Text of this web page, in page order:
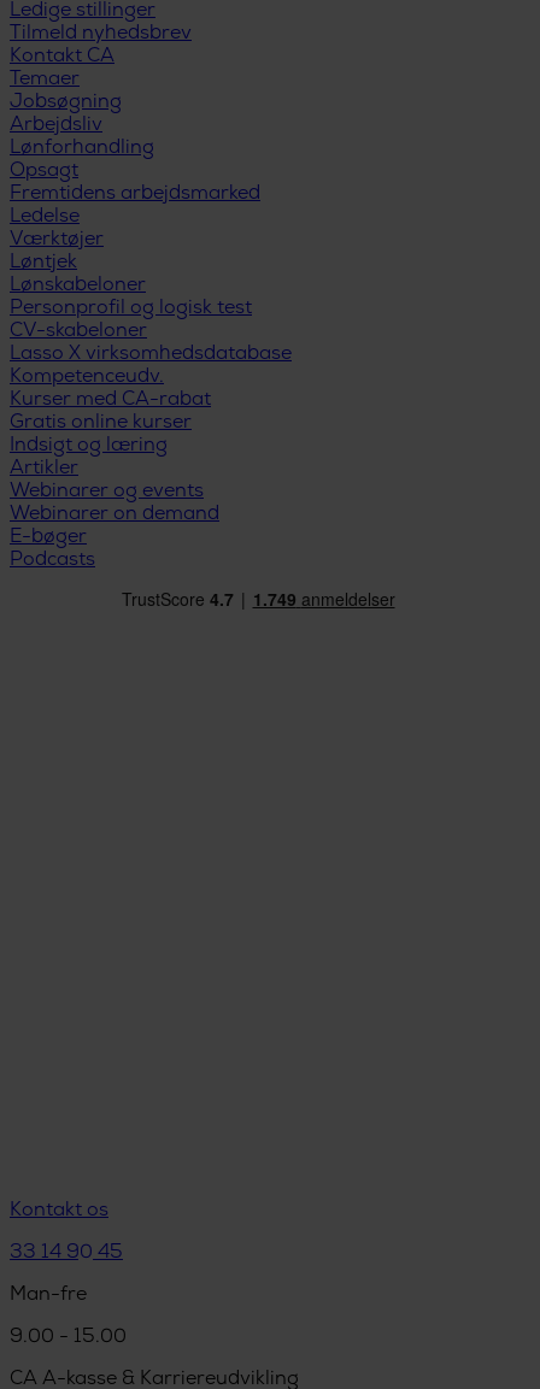
Ledige stillinger
Tilmeld nyhedsbrev
Kontakt CA
Temaer
Jobsøgning
Arbejdsliv
Lønforhandling
Opsagt
Fremtidens arbejdsmarked
Ledelse
Værktøjer
Løntjek
Lønskabeloner
Personprofil og logisk test
CV-skabeloner
Lasso X virksomhedsdatabase
Kompetenceudv.
Kurser med CA-rabat
Gratis online kurser
Indsigt og læring
Artikler
Webinarer og events
Webinarer on demand
E-bøger
Podcasts
Kontakt os
33 14 90 45
Man-fre
9.00 - 15.00
CA A-kasse & Karriereudvikling